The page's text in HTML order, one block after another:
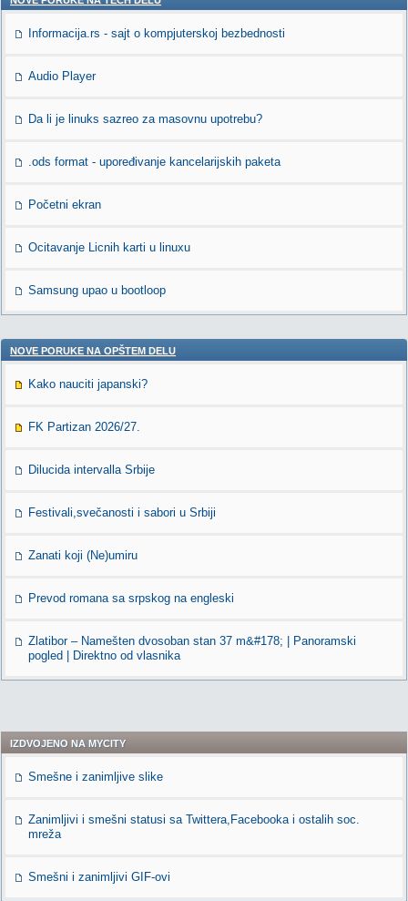
Informacija.rs - sajt o kompjuterskoj bezbednosti
Audio Player
Da li je linuks sazreo za masovnu upotrebu?
.ods format - upoređivanje kancelarijskih paketa
Početni ekran
Ocitavanje Licnih karti u linuxu
Samsung upao u bootloop
NOVE PORUKE NA OPŠTEM DELU
Kako nauciti japanski?
FK Partizan 2026/27.
Dilucida intervalla Srbije
Festivali,svečanosti i sabori u Srbiji
Zanati koji (Ne)umiru
Prevod romana sa srpskog na engleski
Zlatibor – Namešten dvosoban stan 37 m&#178; | Panoramski
pogled | Direktno od vlasnika
IZDVOJENO NA MYCITY
Smešne i zanimljive slike
Zanimljivi i smešni statusi sa Twittera,Facebooka i ostalih soc.
mreža
Smešni i zanimljivi GIF-ovi